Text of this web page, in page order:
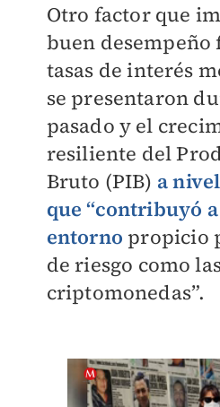
Otro factor que
buen desempeño
tasas de interés
se presentaron
pasado y el
resiliente del
Bruto (PIB) a
que “contribuyó
entorno propicio
de riesgo como
criptomonedas”.